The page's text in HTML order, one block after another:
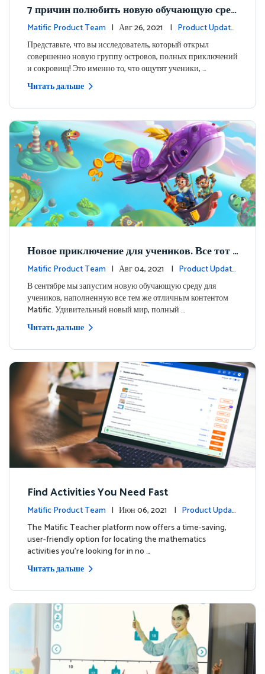
7 причин полюбить новую обучающую сред
у Matific для учеников
Matific Product Team | Авг 26, 2021 | Product Update
s
Представьте, что вы исследователь, который открыл
совершенно новую группу островов, полных приключений
и сокровищ! Это именно то, что ощутят ученики, …
Читать дальше
Новое приключение для учеников. Все тот
же отличный контент
Matific Product Team | Авг 04, 2021 | Product Update
s
В сентябре мы запустим новую обучающую среду для
учеников, наполненную все тем же отличным контентом
Matific. Удивительный новый мир, полный …
Читать дальше
Find Activities You Need Fast
Matific Product Team | Июн 06, 2021 | Product Updat
es
The Matific Teacher platform now offers a time-saving,
user-friendly option for locating the mathematics
activities you're looking for in no …
Читать дальше